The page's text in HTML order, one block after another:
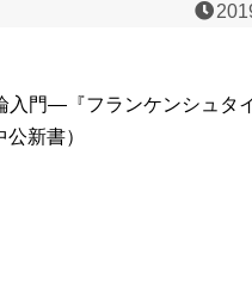
入門―『フランケンシュタ
新書）